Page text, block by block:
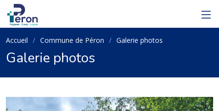
Accueil Commune de Péron Galerie photos
Galerie photos